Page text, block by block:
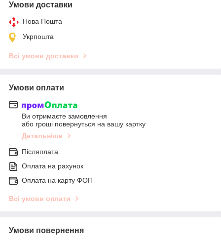
Умови доставки
Нова Пошта
Укрпошта
Всі умови доставки
Умови оплати
Ви отримаєте замовлення
або гроші повернуться на вашу картку
Детальніше
Післяплата
Оплата на рахунок
Оплата на карту ФОП
Всі умови оплати
Умови повернення